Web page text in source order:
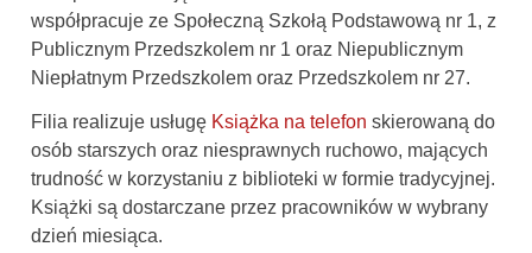
współpracuje ze Społeczną Szkołą Podstawową nr 1, z
Publicznym Przedszkolem nr 1 oraz Niepublicznym
Niepłatnym Przedszkolem oraz Przedszkolem nr 27.
Filia realizuje usługę Książka na telefon skierowaną do
osób starszych oraz niesprawnych ruchowo, mających
trudność w korzystaniu z biblioteki w formie tradycyjnej.
Książki są dostarczane przez pracowników w wybrany
dzień miesiąca.